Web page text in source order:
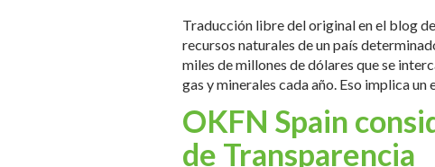
Traducción libre del original en el blog
recursos naturales de un país
miles de millones de dólares que se
gas y minerales cada año. Eso implica
OKFN Spain
de Transparencia